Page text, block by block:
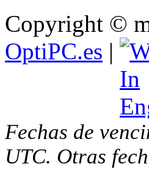
Copyright ©
OptiPC.es |
Fechas de
UTC. Otras